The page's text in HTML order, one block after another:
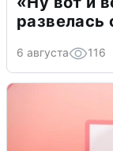
6 августа 116